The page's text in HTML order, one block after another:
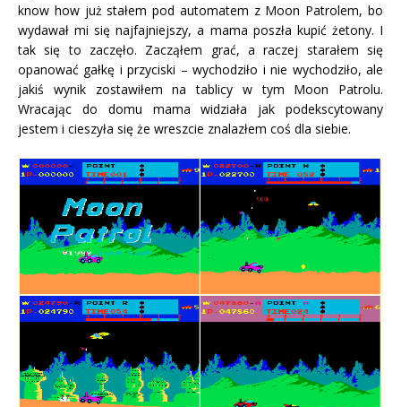
know how już stałem pod automatem z Moon Patrolem, bo
wydawał mi się najfajniejszy, a mama poszła kupić żetony. I
tak się to zaczęło. Zacząłem grać, a raczej starałem się
opanować gałkę i przyciski – wychodziło i nie wychodziło, ale
jakiś wynik zostawiłem na tablicy w tym Moon Patrolu.
Wracając do domu mama widziała jak podekscytowany
jestem i cieszyła się że wreszcie znalazłem coś dla siebie.